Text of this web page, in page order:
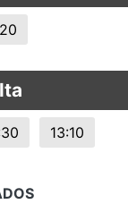
13:10